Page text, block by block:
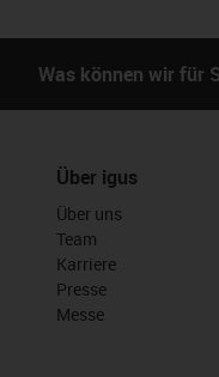
Was können wir für
Über igus
Über uns
Team
Karriere
Presse
Messe